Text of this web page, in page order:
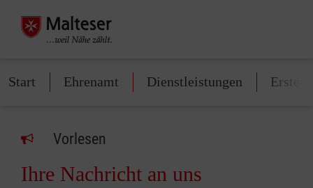
Start Ehrenamt Dienstleistungen Erste-
Vorlesen
Ihre Nachricht an uns